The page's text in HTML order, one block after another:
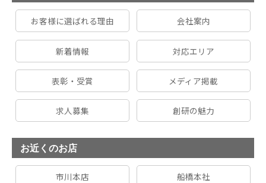
お客様に選ばれる理由 会社案内
新着情報 対応エリア
表彰・受賞 メディア掲載
求人募集 創研の魅力
お近くのお店
市川本店 船橋本社